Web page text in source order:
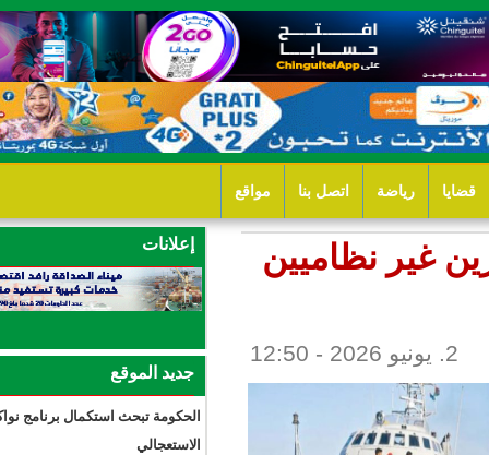
بنا مواقع
نظاميين إعلانات
الحكومة تبحث استكمال برنامج نواكشوط
الاستعجالي